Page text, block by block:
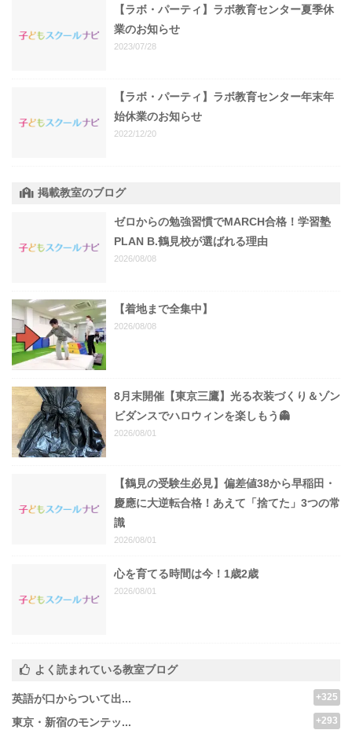
【ラボ・パーティ】ラボ教育センター夏季休
業のお知らせ
2023/07/28
【ラボ・パーティ】ラボ教育センター年末年
始休業のお知らせ
2022/12/20
掲載教室のブログ
ゼロからの勉強習慣でMARCH合格！学習塾
PLAN B.鶴見校が選ばれる理由
2026/08/08
【着地まで全集中】
2026/08/08
8月末開催【東京三鷹】光る衣装づくり＆ゾン
ビダンスでハロウィンを楽しもう👻
2026/08/01
【鶴見の受験生必見】偏差値38から早稲田・
慶應に大逆転合格！あえて「捨てた」3つの常
識
2026/08/01
心を育てる時間は今！1歳2歳
2026/08/01
よく読まれている教室ブログ
英語が口からついて出... +325
東京・新宿のモンテッ... +293